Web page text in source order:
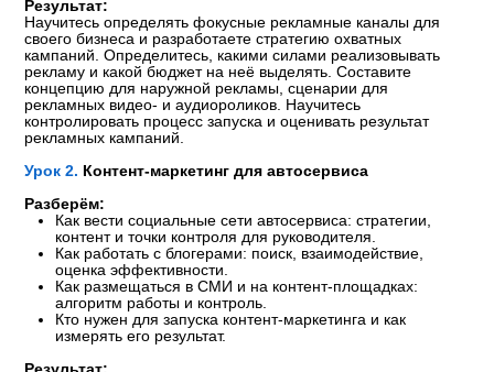
Урок 1.Сегментация и выбор контрагентов
Разберём:
Собираем все полученные знания в рекламную
стратегию.
Результат:
Составите рекламный медиаплан на 3 месяца / 6 месяцев /
1 год.
МОДУЛЬ 3.КАНАЛЫ ЗАПУСКА РЕКЛАМЫ
АВТОСЕРВИСА
КАК ПРОХОДИТ